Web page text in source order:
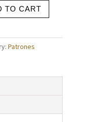
TO CART
Patrones